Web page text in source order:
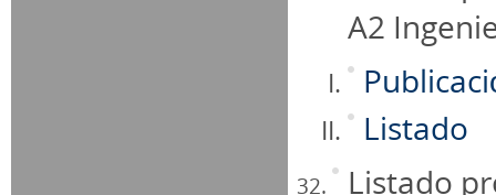
A2
Listado
Listado